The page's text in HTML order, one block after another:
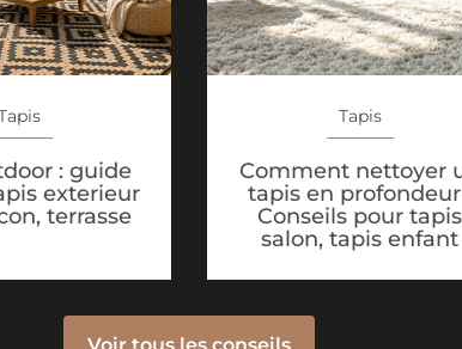
: guide
exterieur
terrasse
Tapis
Comment nettoyer
tapis en
Conseils pour tapis
salon, tapis enfant